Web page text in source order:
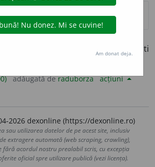
DEX
familie de arbori sau arbuști
tropicali. (<
adăugată deraduborza acțiuni
2026 dexonline (https://dexonline.ro)
sau utilizarea datelor de pe acest site, inclusiv
extragere automată (web scraping, crawling),
fără acordul nostru prealabil scris, cu excepția
oficial spre utilizare publică (vezi licența).
Am donat deja.